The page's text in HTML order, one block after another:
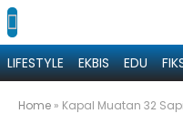
LIFESTYLE EKBIS EDU
Home » Kapal Muatan 32 Sapi